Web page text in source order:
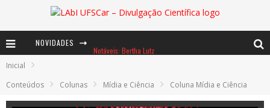
NOVIDADES
Ents: a voz das florestas
Inicial
Conteúdos
Colunas Mídia e Ciência Coluna Mídia e Ciência